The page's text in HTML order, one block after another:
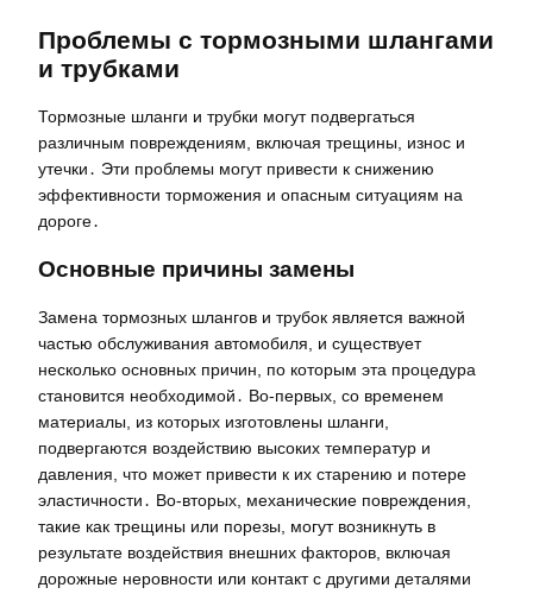
Проблемы с тормозными шлангами
и трубками
Тормозные шланги и трубки могут подвергаться
различным повреждениям, включая трещины, износ и
утечки․ Эти проблемы могут привести к снижению
эффективности торможения и опасным ситуациям на
дороге․
Основные причины замены
Замена тормозных шлангов и трубок является важной
частью обслуживания автомобиля, и существует
несколько основных причин, по которым эта процедура
становится необходимой․ Во-первых, со временем
материалы, из которых изготовлены шланги,
подвергаются воздействию высоких температур и
давления, что может привести к их старению и потере
эластичности․ Во-вторых, механические повреждения,
такие как трещины или порезы, могут возникнуть в
результате воздействия внешних факторов, включая
дорожные неровности или контакт с другими деталями